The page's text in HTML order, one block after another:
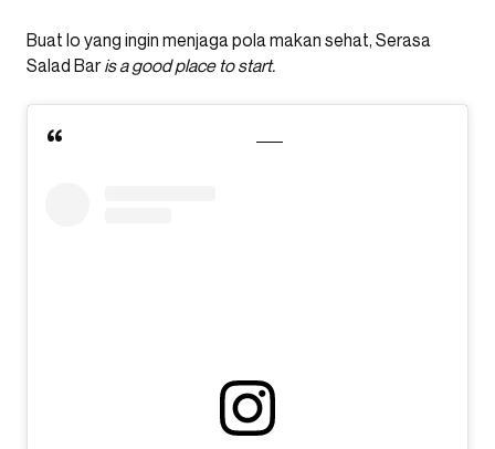
Buat lo yang ingin menjaga pola makan sehat, Serasa
Salad Bar is a good place to start.